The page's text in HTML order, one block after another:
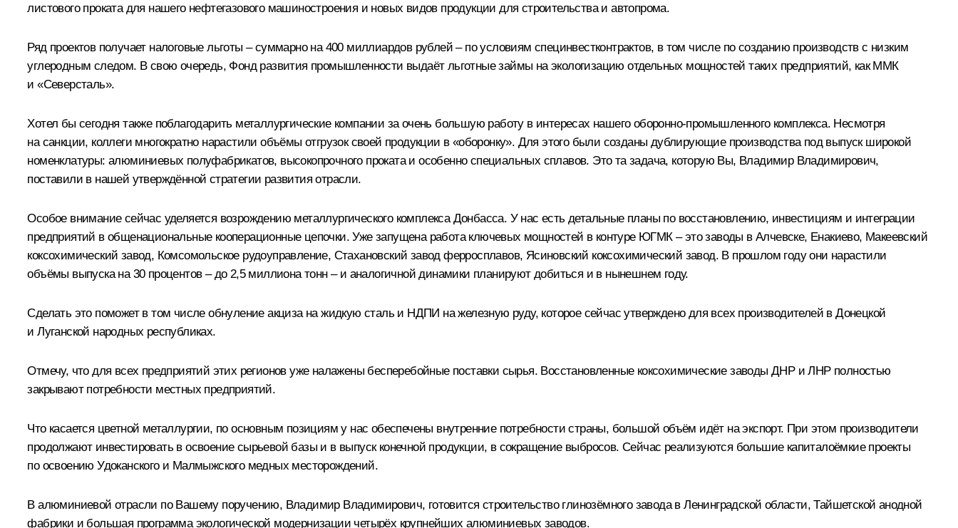
листового проката для нашего нефтегазового машиностроения и новых видов продукции для строительства и автопрома.
Ряд проектов получает налоговые льготы – суммарно на 400 миллиардов рублей – по условиям специнвестконтрактов, в том числе по созданию производств с низким
углеродным следом. В свою очередь, Фонд развития промышленности выдаёт льготные займы на экологизацию отдельных мощностей таких предприятий, как ММК
и «Северсталь».
Хотел бы сегодня также поблагодарить металлургические компании за очень большую работу в интересах нашего оборонно-промышленного комплекса. Несмотря
на санкции, коллеги многократно нарастили объёмы отгрузок своей продукции в «оборонку». Для этого были созданы дублирующие производства под выпуск широкой
номенклатуры: алюминиевых полуфабрикатов, высокопрочного проката и особенно специальных сплавов. Это та задача, которую Вы, Владимир Владимирович,
поставили в нашей утверждённой стратегии развития отрасли.
Особое внимание сейчас уделяется возрождению металлургического комплекса Донбасса. У нас есть детальные планы по восстановлению, инвестициям и интеграции
предприятий в общенациональные кооперационные цепочки. Уже запущена работа ключевых мощностей в контуре ЮГМК – это заводы в Алчевске, Енакиево, Макеевский
коксохимический завод, Комсомольское рудоуправление, Стахановский завод ферросплавов, Ясиновский коксохимический завод. В прошлом году они нарастили
объёмы выпуска на 30 процентов – до 2,5 миллиона тонн – и аналогичной динамики планируют добиться и в нынешнем году.
Сделать это поможет в том числе обнуление акциза на жидкую сталь и НДПИ на железную руду, которое сейчас утверждено для всех производителей в Донецкой
и Луганской народных республиках.
Отмечу, что для всех предприятий этих регионов уже налажены бесперебойные поставки сырья. Восстановленные коксохимические заводы ДНР и ЛНР полностью
закрывают потребности местных предприятий.
Что касается цветной металлургии, по основным позициям у нас обеспечены внутренние потребности страны, большой объём идёт на экспорт. При этом производители
продолжают инвестировать в освоение сырьевой базы и в выпуск конечной продукции, в сокращение выбросов. Сейчас реализуются большие капиталоёмкие проекты
по освоению Удоканского и Малмыжского медных месторождений.
В алюминиевой отрасли по Вашему поручению, Владимир Владимирович, готовится строительство глинозёмного завода в Ленинградской области, Тайшетской анодной
фабрики и большая программа экологической модернизации четырёх крупнейших алюминиевых заводов.